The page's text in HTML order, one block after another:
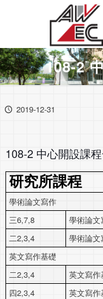
108-2
2019-12-31
108-2 中心開設課
研究所課程
學術論文寫作
三6,7,8
學術論文
二2,3,4
學術論文
英文寫作基礎
二2,3,4
英文寫作
四2,3,4
英文寫作